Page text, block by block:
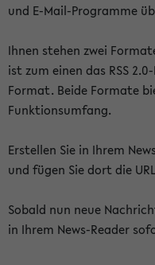
und E-Mail-Programme
Ihnen stehen zwei
ist zum einen das RSS
Format. Beide Formate
Funktionsumfang.
Erstellen Sie in Ihrem
und fügen Sie dort die
Sobald nun neue
in Ihrem News-Reader